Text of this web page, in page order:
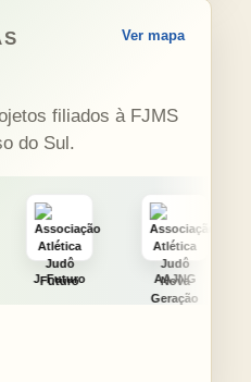
Ver mapa
filiados à FJMS
do Sul.
AAJNG TSURU